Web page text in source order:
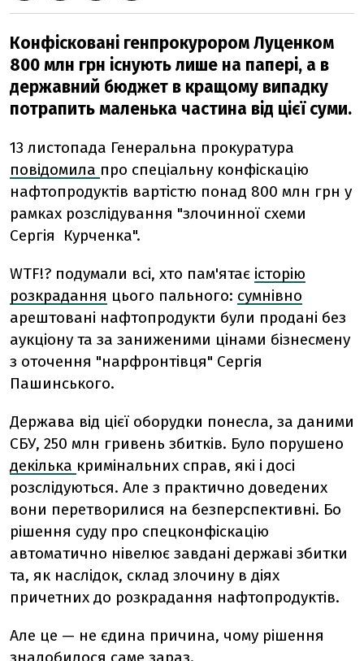
Конфісковані генпрокурором Луценком
800 млн грн існують лише на папері, а в
державний бюджет в кращому випадку
потрапить маленька частина від цієї суми.
13 листопада Генеральна прокуратура
повідомила про спеціальну конфіскацію
нафтопродуктів вартістю понад 800 млн грн у
рамках розслідування "злочинної схеми
Сергія Курченка".
WTF!? подумали всі, хто пам'ятає історію
розкрадання цього пального: сумнівно
арештовані нафтопродукти були продані без
аукціону та за заниженими цінами бізнесмену
з оточення "нарфронтівця" Сергія
Пашинського.
Держава від цієї оборудки понесла, за даними
СБУ, 250 млн гривень збитків. Було порушено
декілька кримінальних справ, які і досі
розслідуються. Але з практично доведених
вони перетворилися на безперспективні. Бо
рішення суду про спецконфіскацію
автоматично нівелює завдані державі збитки
та, як наслідок, склад злочину в діях
причетних до розкрадання нафтопродуктів.
Але це — не єдина причина, чому рішення